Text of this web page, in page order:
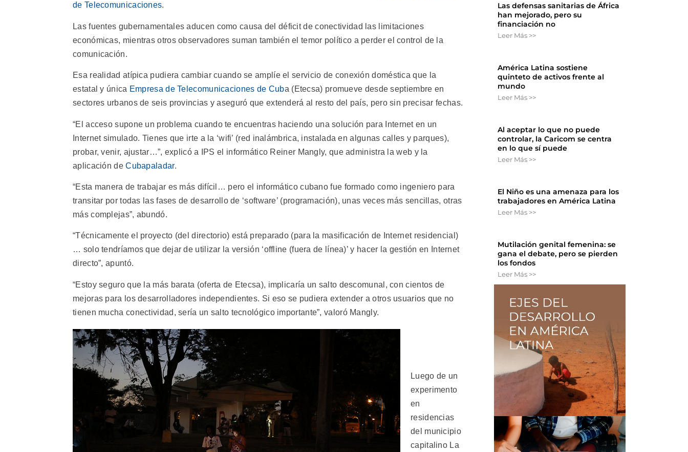
de Telecomunicaciones.
Las fuentes gubernamentales aducen como causa del déficit de conectividad las limitaciones
económicas, mientras otros observadores suman también el temor político a perder el control de la
comunicación.
Esa realidad atípica pudiera cambiar cuando se amplíe el servicio de conexión doméstica que la
estatal y única Empresa de Telecomunicaciones de Cuba (Etecsa) promueve desde septiembre en
sectores urbanos de seis provincias y aseguró que extenderá al resto del país, pero sin precisar fechas.
“El acceso supone un problema cuando te encuentras haciendo una solución para Internet en un
Internet simulado. Tienes que irte a la ‘wifi’ (red inalámbrica, instalada en algunas calles y parques),
probar, venir, ajustar…”, explicó a IPS el informático Reiner Mangly, que administra la web y la
aplicación deCubapaladar.
“Esta manera de trabajar es más difícil… pero el informático cubano fue formado como ingeniero para
transitar por todas las fases de desarrollo de ‘software’ (programación), unas veces más sencillas, otras
más complejas”, abundó.
“Técnicamente el proyecto (del directorio) está preparado (para la masificación de Internet residencial)
… solo tendríamos que dejar de utilizar la versión ‘offline (fuera de línea)’ y hacer la gestión en Internet
directo”, apuntó.
“Estoy seguro que la más barata (oferta de Etecsa), implicaría un salto descomunal, con cientos de
mejoras para los desarrolladores independientes. Si eso se pudiera extender a otros usuarios que no
tienen mucha conectividad, sería un salto tecnológico importante”, valoró Mangly.
Luego de un
experimento
en
residencias
del municipio
capitalino La
Las defensas sanitarias de África
han mejorado, pero su
financiación no
Leer Más >>
América Latina sostiene
quinteto de activos frente al
mundo
Leer Más >>
Al aceptar lo que no puede
controlar, la Caricom se centra
en lo que sí puede
Leer Más >>
El Niño es una amenaza para los
trabajadores en América Latina
Leer Más >>
Mutilación genital femenina: se
gana el debate, pero se pierden
los fondos
Leer Más >>